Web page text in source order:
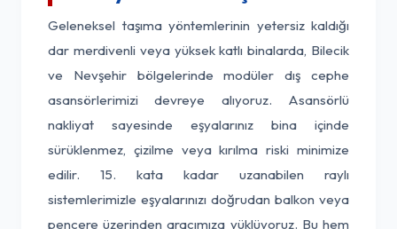
Geleneksel taşıma yöntemlerinin yetersiz kaldığı
dar merdivenli veya yüksek katlı binalarda, Bilecik
ve Nevşehir bölgelerinde modüler dış cephe
asansörlerimizi devreye alıyoruz. Asansörlü
nakliyat sayesinde eşyalarınız bina içinde
sürüklenmez, çizilme veya kırılma riski minimize
edilir. 15. kata kadar uzanabilen raylı
sistemlerimizle eşyalarınızı doğrudan balkon veya
pencere üzerinden aracımıza yüklüyoruz. Bu hem